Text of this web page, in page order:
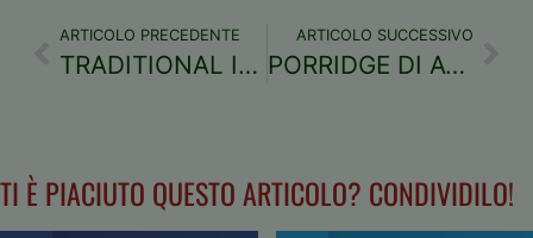
ARTICOLO PRECEDENTE
TRADITIONAL IRISH SODA BREAD
ARTICOLO SUCCESSIVO
PORRIDGE DI AVENA, SEMPLICE E VELOCE
TI È PIACIUTO QUESTO ARTICOLO? CONDIVIDILO!